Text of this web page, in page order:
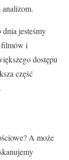
jesteśmy
filmów i
dostępu
część
A może